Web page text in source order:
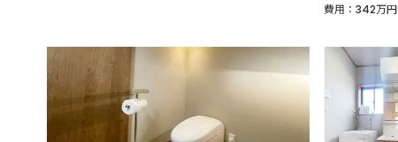
費用 ： 342万円